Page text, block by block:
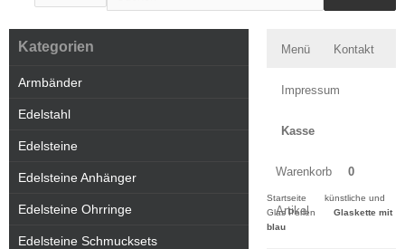
Menü Kontakt
Impressum
Kasse
Warenkorb 0
Artikel
Startseite
künstliche und
Glas Perlen
Glaskette mit
blau
Kategorien
Armbänder
Edelstahl
Edelsteine
Edelsteine Anhänger
Edelsteine Ohrringe
Edelsteine Schmucksets